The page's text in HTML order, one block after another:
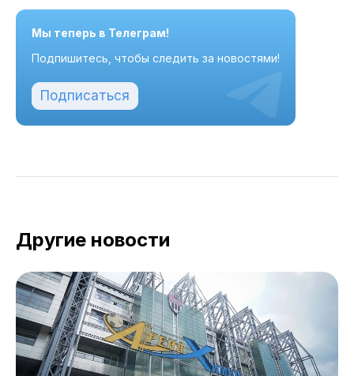
Мы теперь в Телеграм!
Подпишитесь, чтобы следить за новостями!
Подписаться
Другие новости